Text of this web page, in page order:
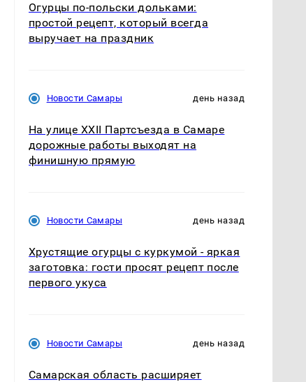
Огурцы по‑польски дольками:
простой рецепт, который всегда
выручает на праздник
Новости Самары день назад
На улице XXII Партсъезда в Самаре
дорожные работы выходят на
финишную прямую
Новости Самары день назад
Хрустящие огурцы с куркумой - яркая
заготовка: гости просят рецепт после
первого укуса
Новости Самары день назад
Самарская область расширяет